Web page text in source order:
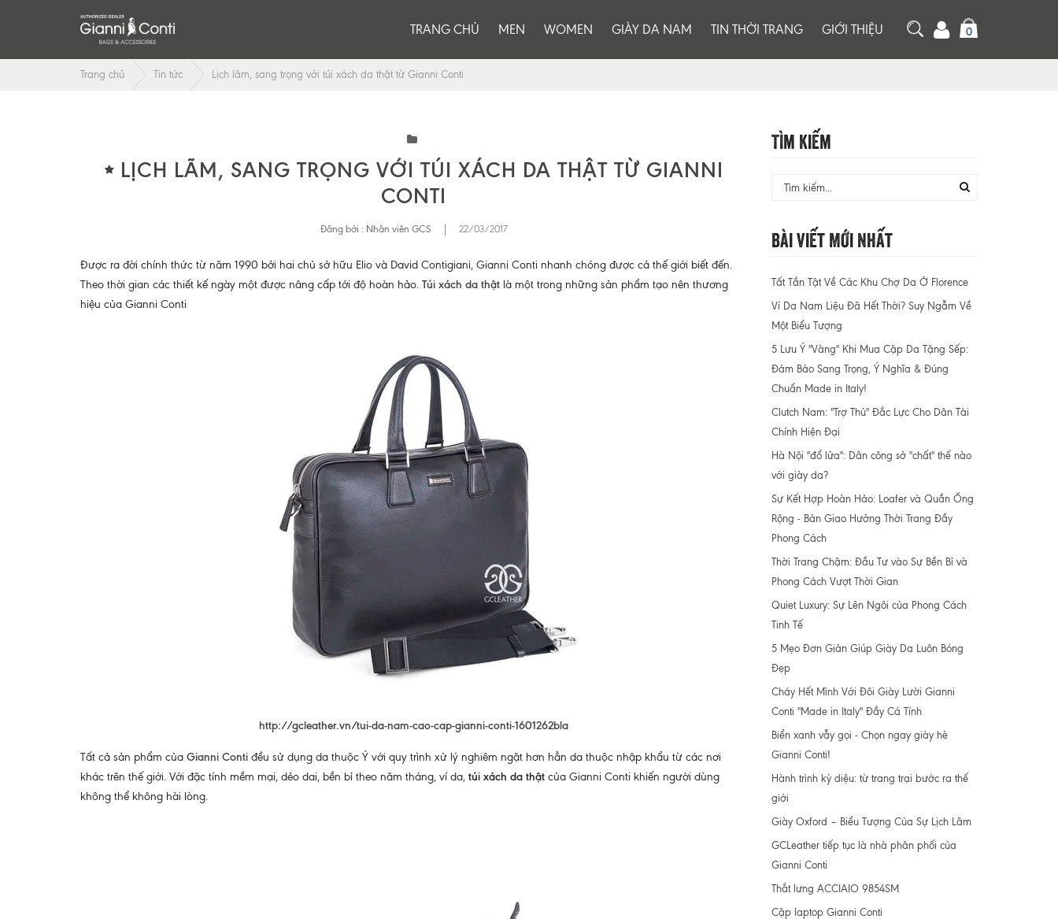
TRANG CHỦ MEN WOMEN GIÀY DA NAM TIN THỜI TRANG GIỚI THIỆU 0
Trang chủ Tin tức Lịch lãm, sang trọng với túi xách da thật từ Gianni Conti
LỊCH LÃM, SANG TRỌNG VỚI TÚI XÁCH DA THẬT TỪ GIANNI
CONTI
Đăng bởi : Nhân viên GCS 22/03/2017
Được ra đời chính thức từ năm 1990 bởi hai chủ sở hữu Elio và David Contigiani, Gianni Conti nhanh chóng được cả thế giới biết đến.
Theo thời gian các thiết kế ngày một được nâng cấp tới độ hoàn hảo. Túi xách da thật là một trong những sản phẩm tạo nên thương
hiệu của Gianni Conti
http://gcleather.vn/tui-da-nam-cao-cap-gianni-conti-1601262bla
Tất cả sản phẩm của Gianni Conti đều sử dụng da thuộc Ý với quy trình xử lý nghiêm ngặt hơn hẳn da thuộc nhập khẩu từ các nơi
khác trên thế giới. Với đặc tính mềm mại, dẻo dai, bền bỉ theo năm tháng, ví da, túi xách da thật của Gianni Conti khiến người dùng
không thể không hài lòng.
Tìm Kiếm
Bài Viết Mới Nhất
Tất Tần Tật Về Các Khu Chợ Da Ở Florence
Ví Da Nam Liệu Đã Hết Thời? Suy Ngẫm Về
Một Biểu Tượng
5 Lưu Ý "Vàng" Khi Mua Cặp Da Tặng Sếp:
Đảm Bảo Sang Trọng, Ý Nghĩa & Đúng
Chuẩn Made in Italy!
Clutch Nam: "Trợ Thủ" Đắc Lực Cho Dân Tài
Chính Hiện Đại
Hà Nội "đổ lửa": Dân công sở "chất" thế nào
với giày da?
Sự Kết Hợp Hoàn Hảo: Loafer và Quần Ống
Rộng - Bản Giao Hưởng Thời Trang Đầy
Phong Cách
Thời Trang Chậm: Đầu Tư vào Sự Bền Bỉ và
Phong Cách Vượt Thời Gian
Quiet Luxury: Sự Lên Ngôi của Phong Cách
Tinh Tế
5 Mẹo Đơn Giản Giúp Giày Da Luôn Bóng
Đẹp
Cháy Hết Mình Với Đôi Giày Lười Gianni
Conti "Made in Italy" Đầy Cá Tính
Biển xanh vẫy gọi - Chọn ngay giày hè
Gianni Conti!
Hành trình kỳ diệu: từ trang trại bước ra thế
giới
Giày Oxford – Biểu Tượng Của Sự Lịch Lãm
GCLeather tiếp tục là nhà phân phối của
Gianni Conti
Thắt lưng ACCIAIO 9854SM
Cặp laptop Gianni Conti